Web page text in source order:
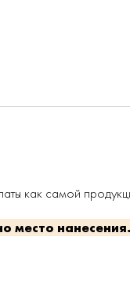
как самой
место нанесения.